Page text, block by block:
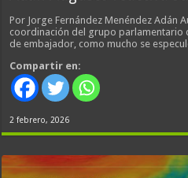
Por Jorge Fernández Menéndez Adán
coordinación del grupo parlamentario
de embajador, como mucho se
Compartir en:
2 febrero, 2026